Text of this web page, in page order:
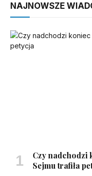
NAJNOWSZE
Czy nadchodzi
Sejmu trafiła